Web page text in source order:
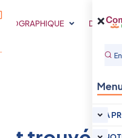
GEOGRAPHIQUE
A